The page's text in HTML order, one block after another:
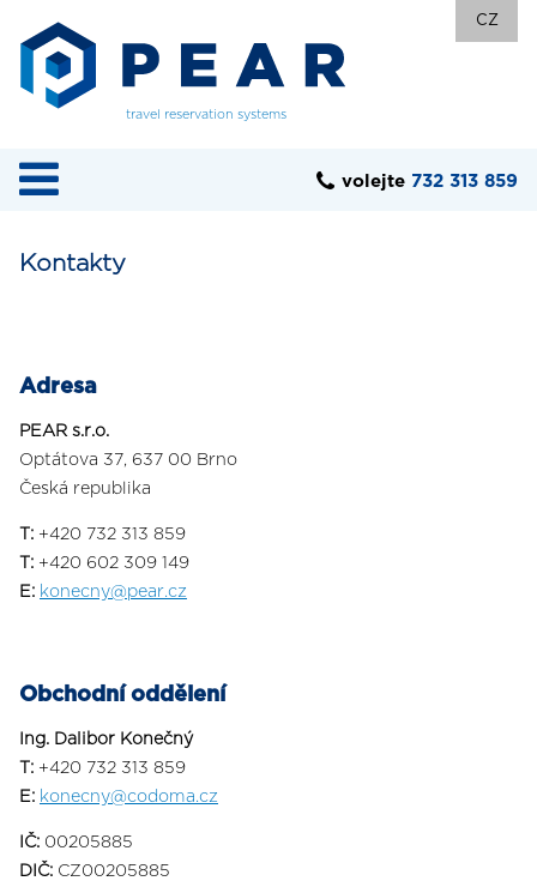
travel reservation systems
CZ
volejte 732 313 859
Kontakty
Adresa
PEAR s.r.o.
Optátova 37, 637 00 Brno
Česká republika
T: +420 732 313 859
T: +420 602 309 149
E: konecny@pear.cz
Obchodní oddělení
Ing. Dalibor Konečný
T: +420 732 313 859
E: konecny@codoma.cz
IČ: 00205885
DIČ: CZ00205885